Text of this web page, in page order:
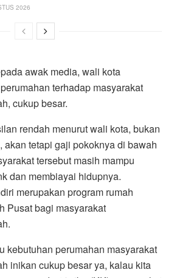
2026
awak media, wali kota
terhadap masyarakat
cukup besar.
rendah menurut wali kota, bukan
akan tetapi gaji pokoknya di bawah
tersebut masih mampu
dan membiayai hidupnya.
merupakan program rumah
Pusat bagi masyarakat
kebutuhan perumahan masyarakat
inikan cukup besar ya, kalau kita